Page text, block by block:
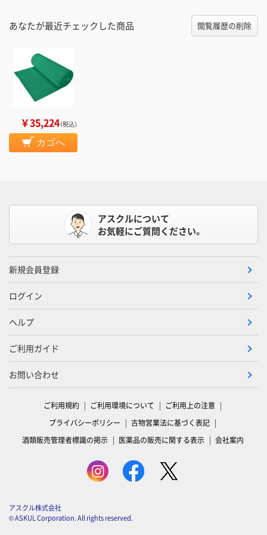
あなたが最近チェックした商品 閲覧履歴の削除
￥35,224（税込）
カゴへ
アスクルについて
お気軽にご質問ください。
新規会員登録
ログイン
ヘルプ
ご利用ガイド
お問い合わせ
ご利用規約 ご利用環境について
ご利用上の注意
プライバシーポリシー
古物営業法に基づく表記
酒類販売管理者標識の掲示
医薬品の販売に関する表示 会社案内
アスクル株式会社
© ASKUL Corporation. All rights reserved.